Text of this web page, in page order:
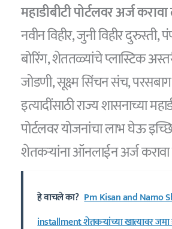
महाडीबीटी पोर्टलवर अर्ज
नवीन विहीर, जुनी विहीर
बोरिंग, शेततळ्यांचे प्लास्टिक
जोडणी, सूक्ष्म सिंचन संच,
इत्यादींसाठी राज्य शासनाच्या
पोर्टलवर योजनांचा लाभ घेऊ
शेतकऱ्यांना ऑनलाईन अर्ज
हे वाचले का? Pm Kisan and Namo
installment शेतकऱ्यांच्या खात्यावर